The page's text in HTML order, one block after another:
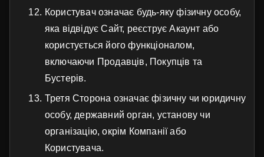
Користувач означає будь-яку фізичну особу,
яка відвідує Сайт, реєструє Акаунт або
користується його функціоналом,
включаючи Продавців, Покупців та
Бустерів.
Третя Сторона означає фізичну чи юридичну
особу, державний орган, установу чи
організацію, окрім Компанії або
Користувача.